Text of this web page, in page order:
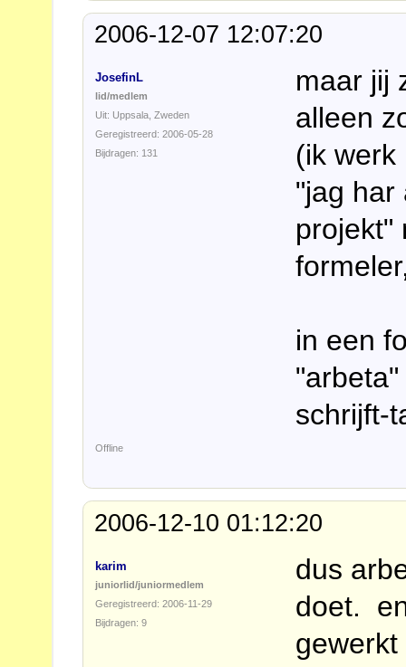
2006-12-07 12:07:20
JosefinL
lid/medlem
Uit: Uppsala, Zweden
Geregistreerd: 2006-05-28
Bijdragen: 131
maar jij
alleen
(ik werk
"jag har
projekt"
in een
schrijft-
Offline
2006-12-10 01:12:20
karim
juniorlid/juniormedlem
Geregistreerd: 2006-11-29
Bijdragen: 9
dus
doet.